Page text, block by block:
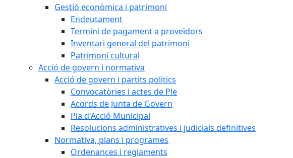
Gestió econòmica i patrimoni
Endeutament
Termini de pagament a proveïdors
Inventari general del patrimoni
Patrimoni cultural
Acció de govern i normativa
Acció de govern i partits polítics
Convocatòries i actes de Ple
Acords de Junta de Govern
Pla d'Acció Municipal
Resolucions administratives i judicials definitives
Normativa, plans i programes
Ordenances i reglaments